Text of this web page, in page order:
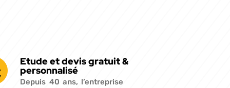
Etude et devis gratuit &
personnalisé
Depuis 40 ans, l’entreprise